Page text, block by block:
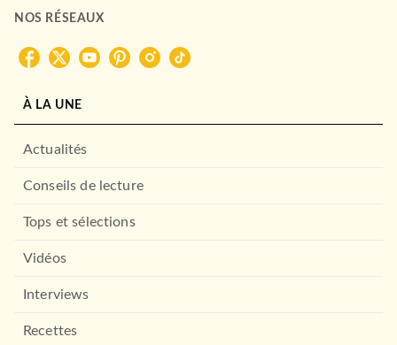
NOS RÉSEAUX
À LA UNE
Actualités
Conseils de lecture
Tops et sélections
Vidéos
Interviews
Recettes